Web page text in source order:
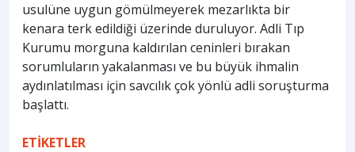
usulüne uygun gömülmeyerek mezarlıkta bir
kenara terk edildiği üzerinde duruluyor. Adli Tıp
Kurumu morguna kaldırılan ceninleri bırakan
sorumluların yakalanması ve bu büyük ihmalin
aydınlatılması için savcılık çok yönlü adli soruşturma
başlattı.
ETİKETLER